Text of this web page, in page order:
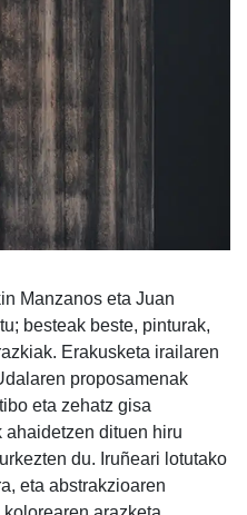
Manzanos eta Juan
besteak beste, pinturak,
Erakusketa irailaren
proposamenak
eta zehatz gisa
dituen hiru
du. Iruñeari lotutako
eta abstrakzioaren